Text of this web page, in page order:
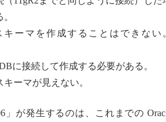
キーマを作成することはできない
に接続して作成する必要がある。
ーマが見えない。
」が発生するのは、これまでの